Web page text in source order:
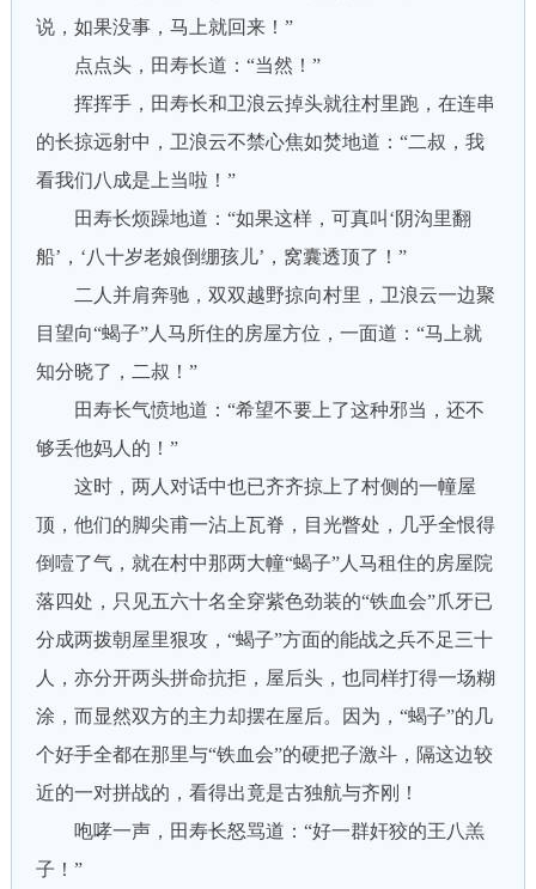
说，如果没事，马上就回来！”
点点头，田寿长道：“当然！”
挥挥手，田寿长和卫浪云掉头就往村里跑，在连串
的长掠远射中，卫浪云不禁心焦如焚地道：“二叔，我
看我们八成是上当啦！”
田寿长烦躁地道：“如果这样，可真叫‘阴沟里翻
船’，‘八十岁老娘倒绷孩儿’，窝囊透顶了！”
二人并肩奔驰，双双越野掠向村里，卫浪云一边聚
目望向“蝎子”人马所住的房屋方位，一面道：“马上就
知分晓了，二叔！”
田寿长气愤地道：“希望不要上了这种邪当，还不
够丢他妈人的！”
这时，两人对话中也已齐齐掠上了村侧的一幢屋
顶，他们的脚尖甫一沾上瓦脊，目光瞥处，几乎全恨得
倒噎了气，就在村中那两大幢“蝎子”人马租住的房屋院
落四处，只见五六十名全穿紫色劲装的“铁血会”爪牙已
分成两拨朝屋里狠攻，“蝎子”方面的能战之兵不足三十
人，亦分开两头拼命抗拒，屋后头，也同样打得一场糊
涂，而显然双方的主力却摆在屋后。因为，“蝎子”的几
个好手全都在那里与“铁血会”的硬把子激斗，隔这边较
近的一对拼战的，看得出竟是古独航与齐刚！
咆哮一声，田寿长怒骂道：“好一群奸狡的王八羔
子！”